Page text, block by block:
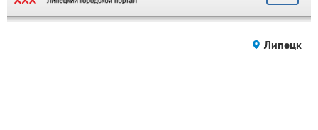
Липецк